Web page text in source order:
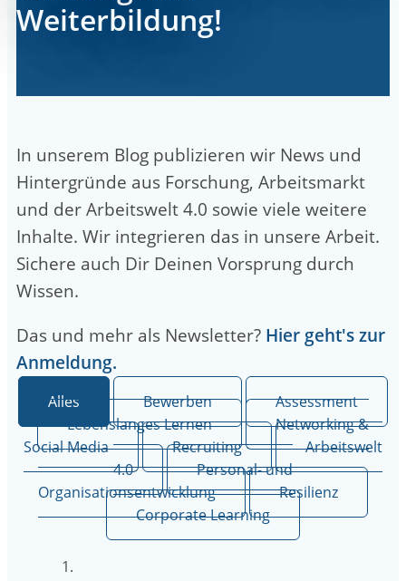
Weiterbildung!
In unserem Blog publizieren wir News und
Hintergründe aus Forschung, Arbeitsmarkt
und der Arbeitswelt 4.0 sowie viele weitere
Inhalte. Wir integrieren das in unsere Arbeit.
Sichere auch Dir Deinen Vorsprung durch
Wissen.
Das und mehr als Newsletter? Hier geht's zur
Anmeldung.
Alles Bewerben
Assessment
Lebenslanges Lernen
Networking &
Social Media
Recruiting
Arbeitswelt
4.0
Personal- und
Organisationsentwicklung
Resilienz
Corporate Learning